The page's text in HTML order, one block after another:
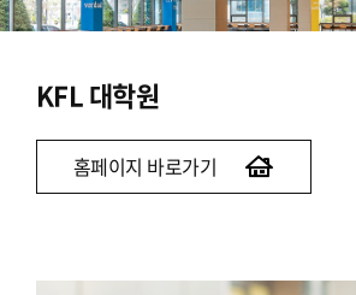
KFL 대학원
홈페이지 바로가기